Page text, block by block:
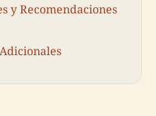
y Recomendaciones